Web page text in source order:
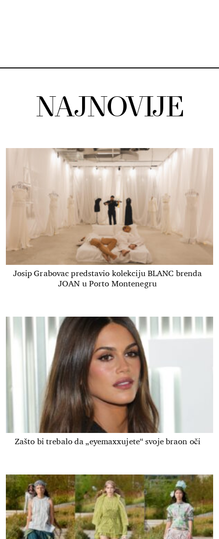
NAJNOVIJE
Josip Grabovac predstavio kolekciju BLANC brenda
JOAN u Porto Montenegru
Zašto bi trebalo da „eyemaxxujete“ svoje braon oči